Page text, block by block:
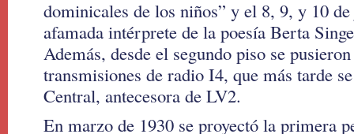
dominicales de los niños” y el 8, 9, y 10
afamada intérprete de la poesía Berta
Además, desde el segundo piso se
transmisiones de radio I4, que más tarde
Central, antecesora de LV2.
En marzo de 1930 se proyectó la primera